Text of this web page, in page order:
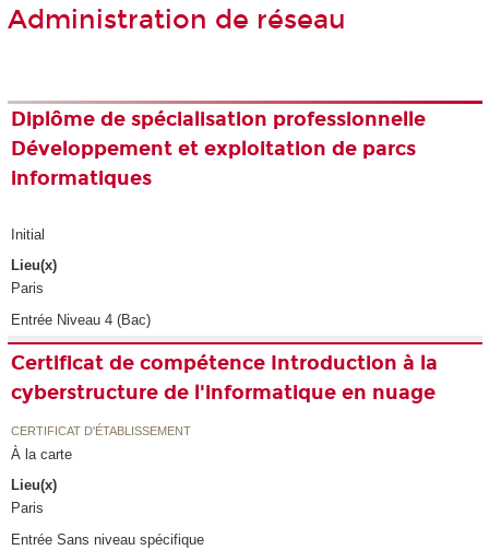
Administration de réseau
Diplôme de spécialisation professionnelle
Développement et exploitation de parcs
informatiques
Initial
Lieu(x)
Paris
Entrée Niveau 4 (Bac)
Certificat de compétence Introduction à la
cyberstructure de l'informatique en nuage
CERTIFICAT D'ÉTABLISSEMENT
À la carte
Lieu(x)
Paris
Entrée Sans niveau spécifique